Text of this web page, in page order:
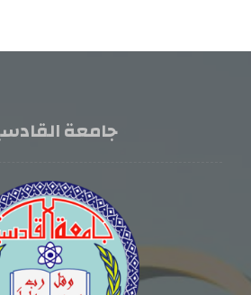
جامعة